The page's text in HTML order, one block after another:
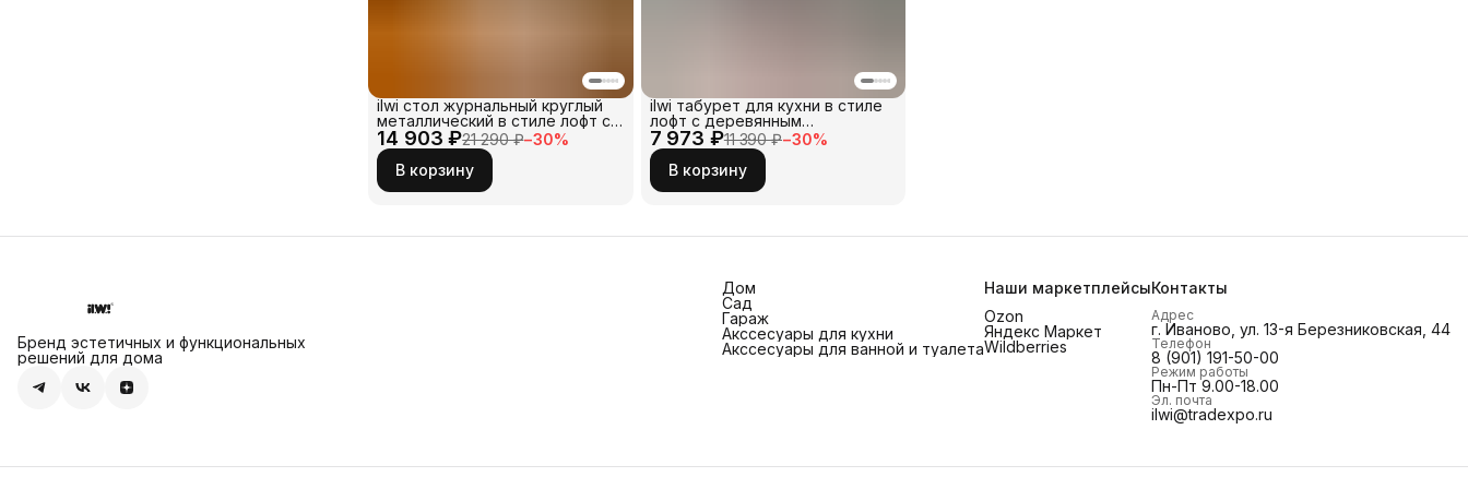
14 903 ₽21 290 ₽−30%
ilwi стол журнальный круглый
металлический в стиле лофт с
лежанкой для кошек и собак
мелких пород из дерева и
металла черного цвета.
Маленький железный
прикроватный кофейный с
В корзину
7 973 ₽11 390 ₽−30%
ilwi табурет для кухни в стиле
лофт с деревянным
квадратным сиденьем и
металлическим каркасом
черного цвета. Низкая
табуретка для кухонного,
обеденного стола дома и на
В корзину
Бренд эстетичных и функциональных
решений для дома
Дом
Сад
Гараж
Акссесуары для кухни
Акссесуары для ванной и туалета
Наши маркетплейсы
Ozon
Яндекс Маркет
Wildberries
Контакты
Адрес
г. Иваново, ул. 13-я Березниковская, 44
Телефон
8 (901) 191-50-00
Режим работы
Пн-Пт 9.00-18.00
Эл. почта
ilwi@tradexpo.ru